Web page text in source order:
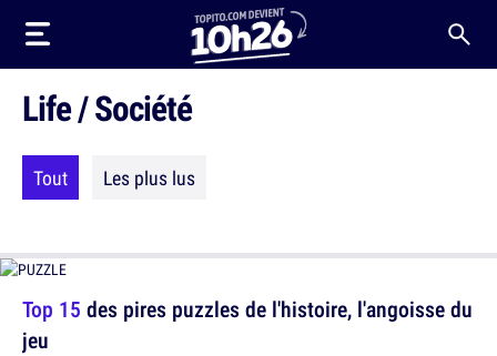
Life / Société
Tout Les plus lus
Top 15 des pires puzzles de l'histoire, l'angoisse du
jeu